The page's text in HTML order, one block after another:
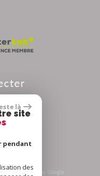
powered by Google
là
site
pendant
des